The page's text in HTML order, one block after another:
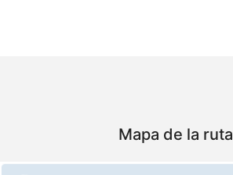
Mapa de la ruta